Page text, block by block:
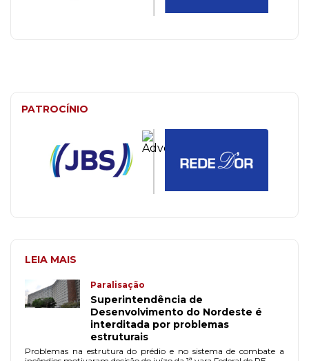
PATROCÍNIO
LEIA MAIS
Paralisação
Superintendência de
Desenvolvimento do Nordeste é
interditada por problemas
estruturais
Problemas na estrutura do prédio e no sistema de combate a